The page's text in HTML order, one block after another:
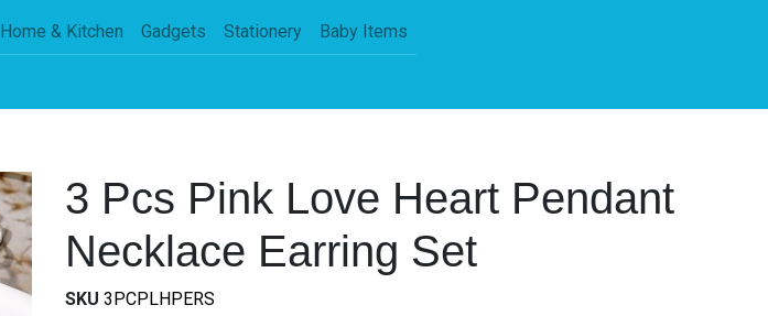
Home & Kitchen Gadgets Stationery Baby Items
3 Pcs Pink Love Heart Pendant
Necklace Earring Set
SKU 3PCPLHPERS